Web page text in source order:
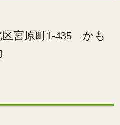
宮原町1-435 かも